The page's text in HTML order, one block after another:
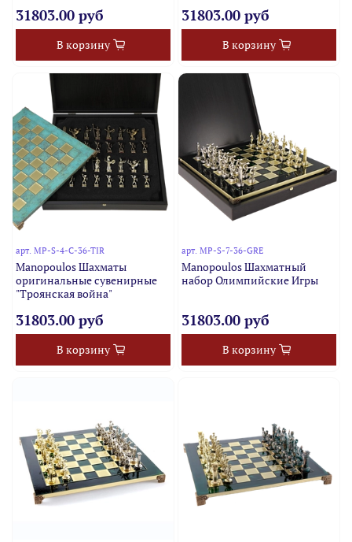
31803.00 руб
В корзину
31803.00 руб
В корзину
арт.MP-S-4-C-36-TIR
Manopoulos Шахматы
оригинальные сувенирные
"Троянская война"
31803.00 руб
В корзину
арт. MP-S-7-36-GRE
Manopoulos Шахматный
набор Олимпийские Игры
31803.00 руб
В корзину